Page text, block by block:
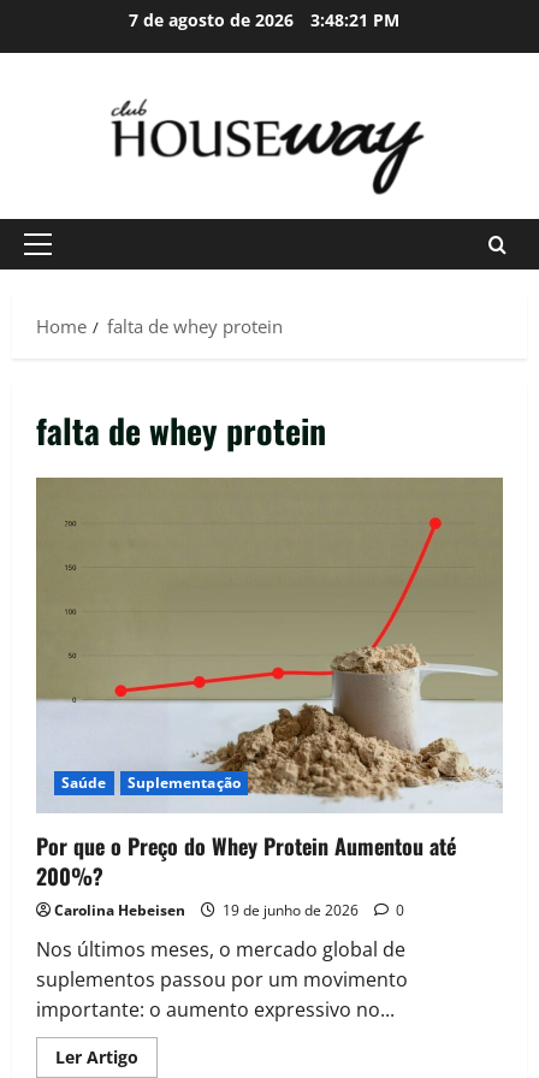
7 de agosto de 2026 3:48:22 PM
Primary
Home
falta de whey protein
falta de whey protein
Saúde Suplementação
Por que o Preço do Whey Protein Aumentou até
200%?
Carolina Hebeisen 19 de junho de 2026 0
Nos últimos meses, o mercado global de
suplementos passou por um movimento
importante: o aumento expressivo no...
Ler Artigo
more